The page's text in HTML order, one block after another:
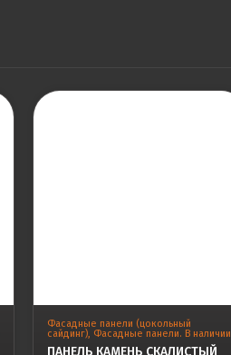
Фасадные панели (цокольный
сайдинг), Фасадные панели. В наличии
ПАНЕЛЬ КАМЕНЬ СКАЛИСТЫЙ